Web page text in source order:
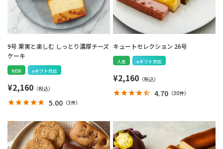
9号 果実と楽しむ しっとり濃厚チーズ
ケーキ
NEW eギフト対応
¥2,160
5.00 （3件）
キュートセレクション 26号
人気 eギフト対応
¥2,160
4.70 （30件）